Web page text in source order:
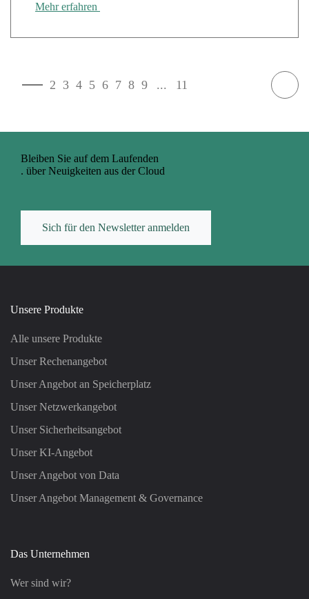
Mehr erfahren
2 3 4 5 6 7 8 9 ... 11
Bleiben Sie auf dem Laufenden
. über Neuigkeiten aus der Cloud
Sich für den Newsletter anmelden
Unsere Produkte
Alle unsere Produkte
Unser Rechenangebot
Unser Angebot an Speicherplatz
Unser Netzwerkangebot
Unser Sicherheitsangebot
Unser KI-Angebot
Unser Angebot von Data
Unser Angebot Management & Governance
Das Unternehmen
Wer sind wir?